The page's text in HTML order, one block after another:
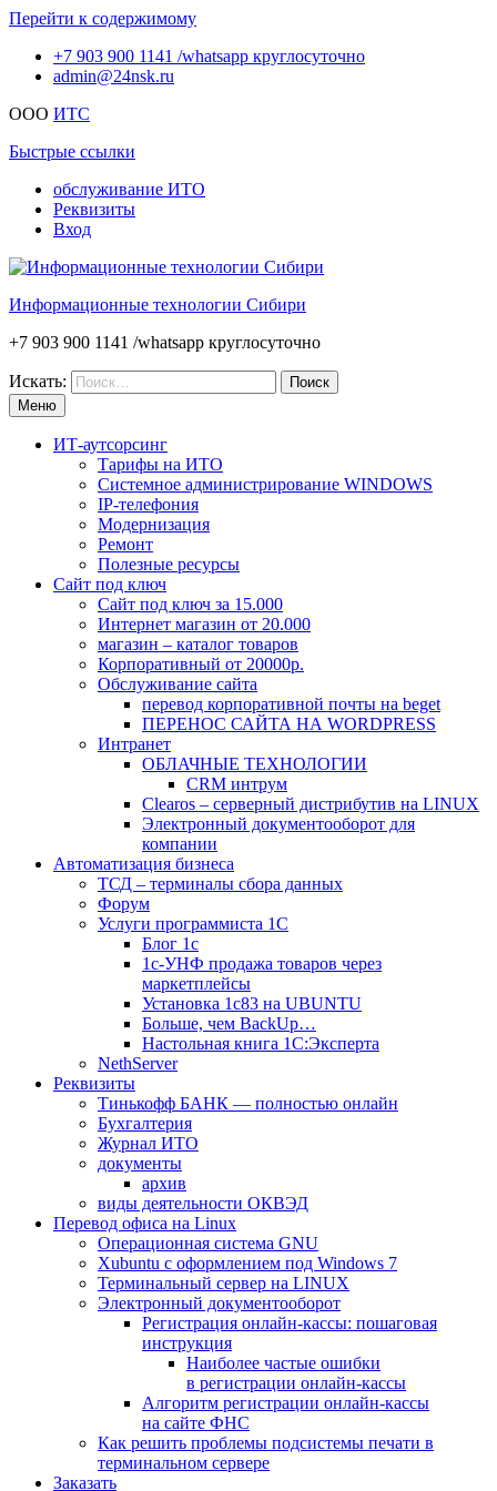
Перейти к содержимому
+7 903 900 1141 /whatsapp круглосуточно
admin@24nsk.ru
ООО ИТС
Быстрые ссылки
обслуживание ИТО
Реквизиты
Вход
Информационные технологии Сибири
+7 903 900 1141 /whatsapp круглосуточно
Искать:
Меню
ИТ-аутсорсинг
Тарифы на ИТО
Системное администрирование WINDOWS
IP-телефония
Модернизация
Ремонт
Полезные ресурсы
Сайт под ключ
Сайт под ключ за 15.000
Интернет магазин от 20.000
магазин – каталог товаров
Корпоративный от 20000р.
Обслуживание сайта
перевод корпоративной почты на beget
ПЕРЕНОС САЙТА НА WORDPRESS
Интранет
ОБЛАЧНЫЕ ТЕХНОЛОГИИ
CRM интрум
Сlearos – серверный дистрибутив на LINUX
Электронный документооборот для
компании
Автоматизация бизнеса
ТСД – терминалы сбора данных
Форум
Услуги программиста 1С
Блог 1с
1с-УНФ продажа товаров через
маркетплейсы
Установка 1с83 на UBUNTU
Больше, чем BackUp…
Настольная книга 1С:Эксперта
NethServer
Реквизиты
Тинькофф БАНК — полностью онлайн
Бухгалтерия
Журнал ИТО
документы
архив
виды деятельности ОКВЭД
Перевод офиса на Linux
Операционная система GNU
Xubuntu с оформлением под Windows 7
Терминальный сервер на LINUX
Электронный документооборот
Регистрация онлайн-кассы: пошаговая
инструкция
Наиболее частые ошибки
в регистрации онлайн-кассы
Алгоритм регистрации онлайн-кассы
на сайте ФНС
Как решить проблемы подсистемы печати в
терминальном сервере
Заказать